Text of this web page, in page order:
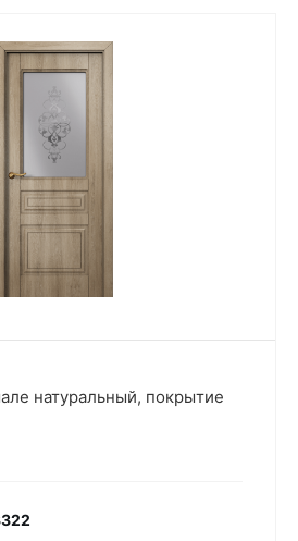
натуральный, покрытие